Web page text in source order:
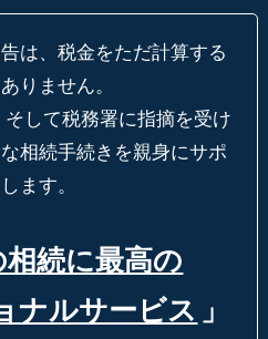
は、税金をただ計算する
りません。
して税務署に指摘を受け
相続手続きを親身にサポ
ます。
続に最高の
ナルサービス 」